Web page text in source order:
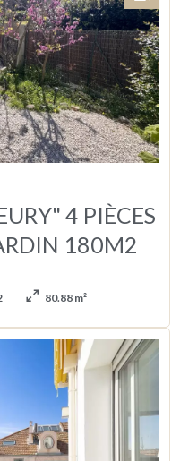
4 PIÈCES
180M2
80.88 m²